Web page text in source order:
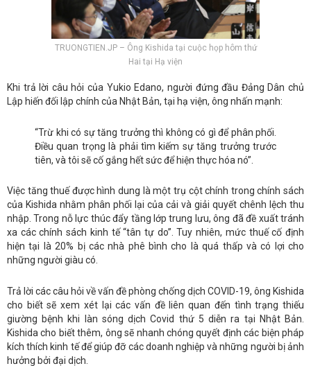
TRUONGTIEN.JP – Ông Kishida tại cuộc họp hôm thứ
Hai tại Hạ viện
Khi trả lời câu hỏi của Yukio Edano, người đứng đầu Đảng Dân chủ
Lập hiến đối lập chính của Nhật Bản, tại hạ viện, ông nhấn mạnh:
“Trừ khi có sự tăng trưởng thì không có gì để phân phối.
Điều quan trọng là phải tìm kiếm sự tăng trưởng trước
tiên, và tôi sẽ cố gắng hết sức để hiện thực hóa nó”.
Việc tăng thuế được hình dung là một trụ cột chính trong chính sách
của Kishida nhằm phân phối lại của cải và giải quyết chênh lệch thu
nhập. Trong nỗ lực thúc đẩy tầng lớp trung lưu, ông đã đề xuất tránh
xa các chính sách kinh tế “tân tự do”. Tuy nhiên, mức thuế cố định
hiện tại là 20% bị các nhà phê bình cho là quá thấp và có lợi cho
những người giàu có.
Trả lời các câu hỏi về vấn đề phòng chống dịch COVID-19, ông Kishida
cho biết sẽ xem xét lại các vấn đề liên quan đến tình trạng thiếu
giường bệnh khi làn sóng dịch Covid thứ 5 diễn ra tại Nhật Bản.
Kishida cho biết thêm, ông sẽ nhanh chóng quyết định các biện pháp
kích thích kinh tế để giúp đỡ các doanh nghiệp và những người bị ảnh
hưởng bởi đại dịch.